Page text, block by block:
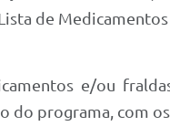
de
e/ou
do programa, com